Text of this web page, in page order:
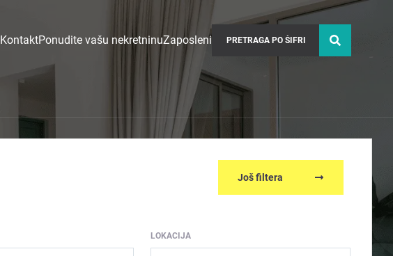
KontaktPonudite vašu nekretninuZaposleni
Još filtera
LOKACIJA